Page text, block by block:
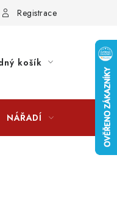
Doplňkové služby
Registrace
košík
NÁŘADÍ